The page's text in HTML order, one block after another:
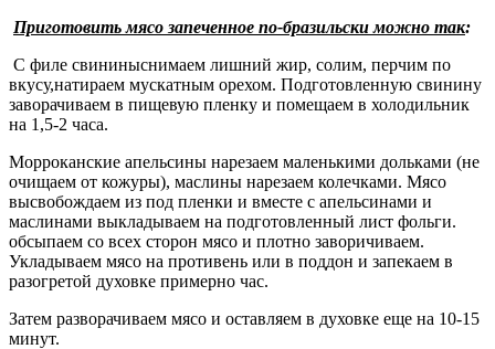
Приготовить мясо запеченное по-бразильски можно так:
С филе свининыснимаем лишний жир, солим, перчим по
вкусу,натираем мускатным орехом. Подготовленную свинину
заворачиваем в пищевую пленку и помещаем в холодильник
на 1,5-2 часа.
Морроканские апельсины нарезаем маленькими дольками (не
очищаем от кожуры), маслины нарезаем колечками. Мясо
высвобождаем из под пленки и вместе с апельсинами и
маслинами выкладываем на подготовленный лист фольги.
обсыпаем со всех сторон мясо и плотно заворичиваем.
Укладываем мясо на противень или в поддон и запекаем в
разогретой духовке примерно час.
Затем разворачиваем мясо и оставляем в духовке еще на 10-15
минут.